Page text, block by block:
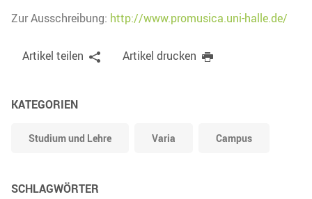
Zur Ausschreibung: http://www.promusica.uni-halle.de/
Artikel teilen Artikel drucken
KATEGORIEN
Studium und Lehre Varia Campus
SCHLAGWÖRTER